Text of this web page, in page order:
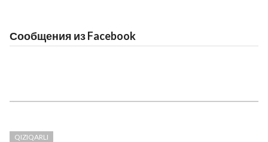
Сообщения из Facebook
QIZIQARLI